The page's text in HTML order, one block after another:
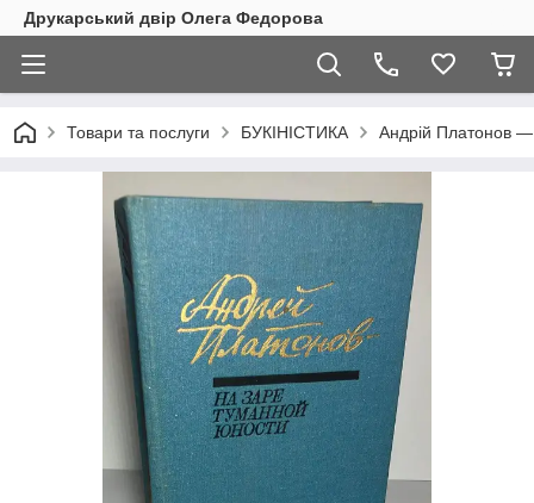
Друкарський двір Олега Федорова
Товари та послуги БУКІНІСТИКА Андрій Платонов —